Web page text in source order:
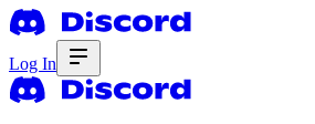
Log In